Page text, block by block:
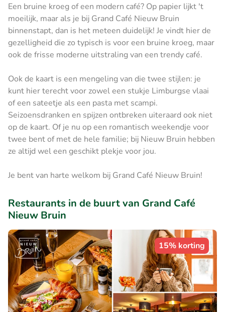
Een bruine kroeg of een modern café? Op papier lijkt 't
moeilijk, maar als je bij Grand Café Nieuw Bruin
binnenstapt, dan is het meteen duidelijk! Je vindt hier de
gezelligheid die zo typisch is voor een bruine kroeg, maar
ook de frisse moderne uitstraling van een trendy café.
Ook de kaart is een mengeling van die twee stijlen: je
kunt hier terecht voor zowel een stukje Limburgse vlaai
of een sateetje als een pasta met scampi.
Seizoensdranken en spijzen ontbreken uiteraard ook niet
op de kaart. Of je nu op een romantisch weekendje voor
twee bent of met de hele familie; bij Nieuw Bruin hebben
ze altijd wel een geschikt plekje voor jou.
Je bent van harte welkom bij Grand Café Nieuw Bruin!
Restaurants in de buurt van Grand Café
Nieuw Bruin
15% korting